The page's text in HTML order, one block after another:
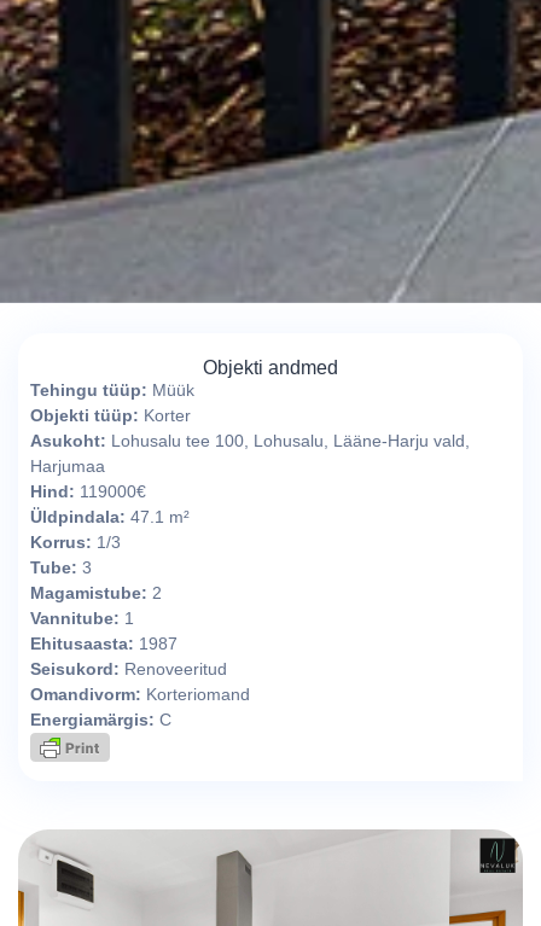
Objekti andmed
Tehingu tüüp: Müük
Objekti tüüp: Korter
Asukoht: Lohusalu tee 100, Lohusalu, Lääne-Harju vald,
Harjumaa
Hind: 119000€
Üldpindala: 47.1 m²
Korrus: 1/3
Tube: 3
Magamistube: 2
Vannitube: 1
Ehitusaasta: 1987
Seisukord: Renoveeritud
Omandivorm: Korteriomand
Energiamärgis: C